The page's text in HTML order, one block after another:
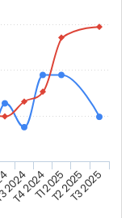
2024
T4 2024T1 2025T2 2025T3 2025